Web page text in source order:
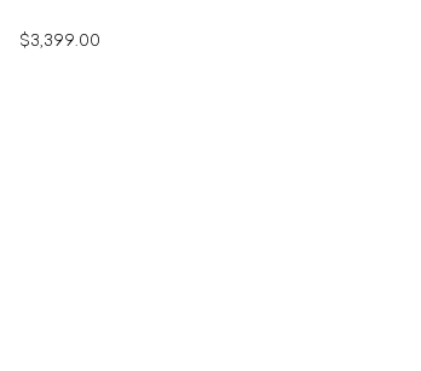
$3,399.00